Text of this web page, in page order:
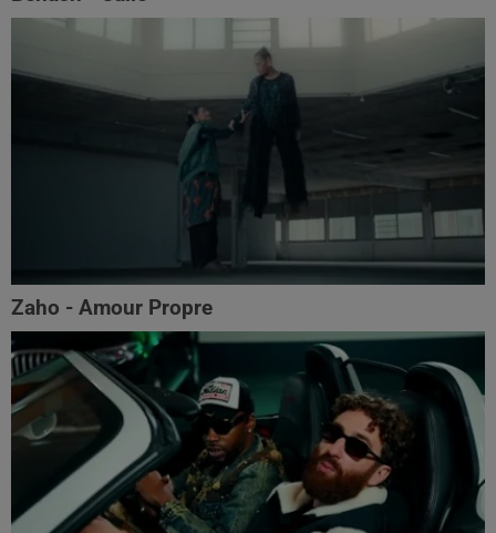
Zaho - Amour Propre